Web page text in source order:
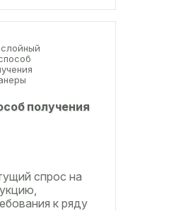
получения
спрос на
к ряду